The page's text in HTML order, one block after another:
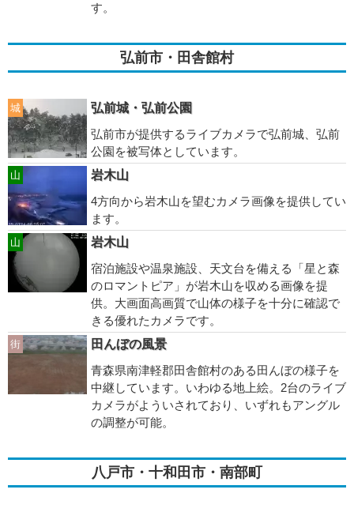
す。
弘前市・田舎館村
城
弘前城・弘前公園
弘前市が提供するライブカメラで弘前城、弘前
公園を被写体としています。
山
岩木山
4方向から岩木山を望むカメラ画像を提供してい
ます。
山
岩木山
宿泊施設や温泉施設、天文台を備える「星と森
のロマントピア」が岩木山を収める画像を提
供。大画面高画質で山体の様子を十分に確認で
きる優れたカメラです。
街
田んぼの風景
青森県南津軽郡田舎館村のある田んぼの様子を
中継しています。いわゆる地上絵。2台のライブ
カメラがよういされており、いずれもアングル
の調整が可能。
八戸市・十和田市・南部町